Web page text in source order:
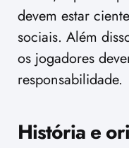
devem estar
sociais. Além
os jogadores
responsabilidade.
História e